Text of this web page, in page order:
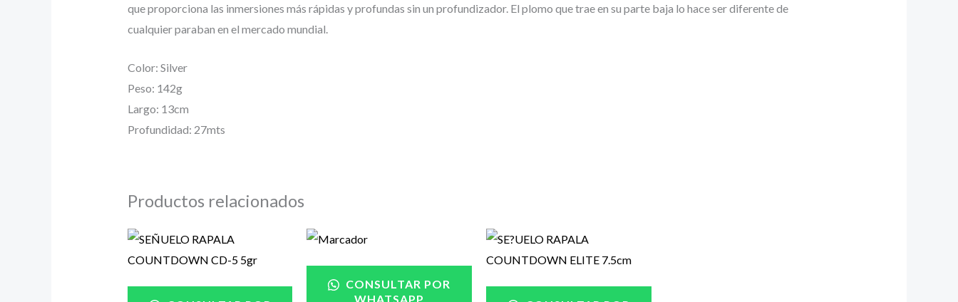
que proporciona las inmersiones más rápidas y profundas sin un profundizador. El plomo que trae en su parte baja lo hace ser diferente de
cualquier paraban en el mercado mundial.
Color: Silver
Peso: 142g
Largo: 13cm
Profundidad: 27mts
Productos relacionados
Rango
de
precios:
$7.900
CONSULTAR POR
WHATSAPP
Rango
de
precios:
$14.900